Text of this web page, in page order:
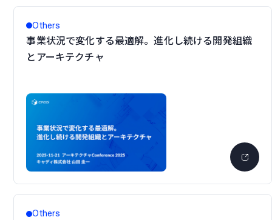
Others
事業状況で変化する最適解。進化し続ける開発組織
とアーキテクチャ
Others